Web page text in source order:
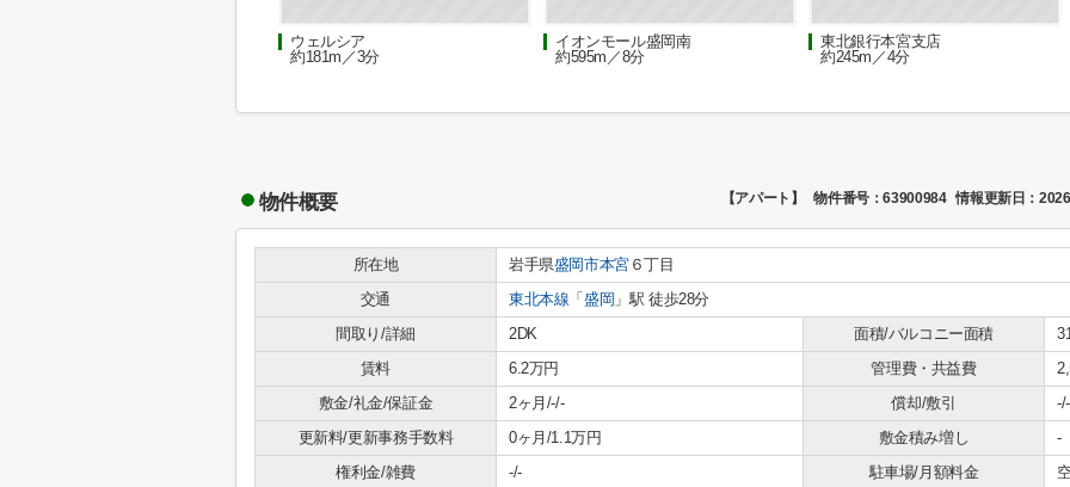
ウェルシア
約181m／3分
イオンモール盛岡南
約595m／8分
東北銀行本宮支店
約245m／4分
物件概要 【アパート】 物件番号：63900984 情報更新日：
所在地 岩手県盛岡市本宮６丁目
交通
東北本線 「盛岡 」駅 徒歩28分
間取り/詳細
2DK 面積/バルコニー面積
賃料
6.2万円 管理費・共益費
敷金/礼金/保証金
2ヶ月/-/- 償却/敷引
-/-
更新料/更新事務手数料
0ヶ月/1.1万円 敷金積み増し
-
権利金/雑費
-/- 駐車場/月額料金